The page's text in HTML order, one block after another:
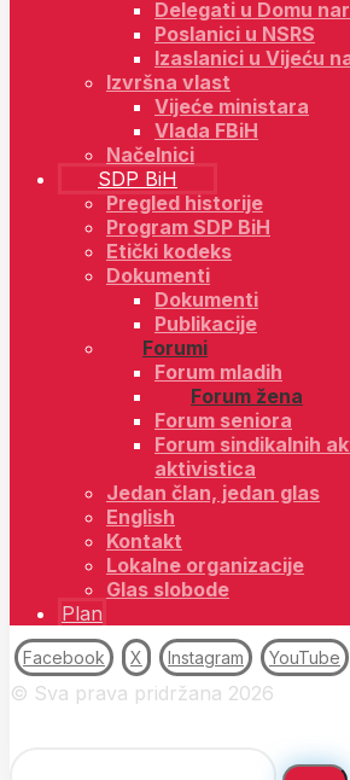
Delegati u Domu
Poslanici u NSRS
Izaslanici u Vijeću
Izvršna vlast
Vijeće ministara
Vlada FBiH
Načelnici
SDP BiH
Pregled historije
Program SDP BiH
Etički kodeks
Dokumenti
Dokumenti
Publikacije
Forumi
Forum mladih
Forum žena
Forum seniora
Forum sindikalnih
aktivistica
Jedan član, jedan glas
English
Kontakt
Lokalne organizacije
Glas slobode
Plan
Facebook X Instagram YouTube
© Sva prava pridržana 2026